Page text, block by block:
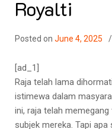
Royalti
Posted on June 4, 2025
[ad_1]
Raja telah lama
istimewa dalam
ini, raja telah
subjek mereka. Tapi